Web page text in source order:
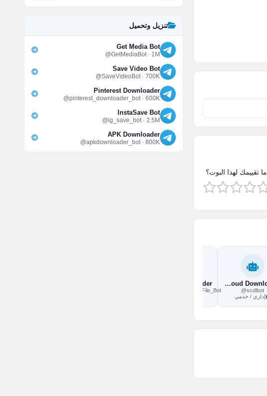
ما تقييمك لهذا البوت؟
SoundCloud Downloader
@scdlbot
إداري / خدمي
@Spotify_Downloader_File_Bot
تنزيل وتحميل
Get Media Bot
@GetMediaBot · 1M
Save Video Bot
@SaveVideoBot · 700K
Pinterest Downloader
@pinterest_downloader_bot · 600K
InstaSave Bot
@ig_save_bot · 2.5M
APK Downloader
@apkdownloader_bot · 800K